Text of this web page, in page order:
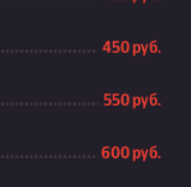
450 руб.
550 руб.
600 руб.